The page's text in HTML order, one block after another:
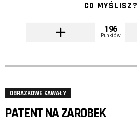
CO MYŚLISZ?
196
Punktów
OBRAZKOWE KAWAŁY
PATENT NA ZAROBEK